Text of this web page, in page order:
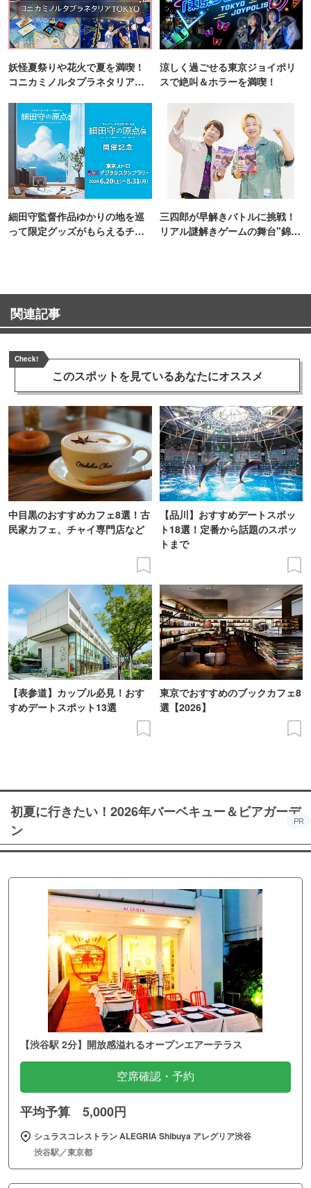
妖怪夏祭りや花火で夏を満喫！
コニカミノルタプラネタリア
涼しく過ごせる東京ジョイポリ
スで絶叫＆ホラーを満喫！
細田守監督作品ゆかりの地を巡
って限定グッズがもらえるチャ
三四郎が早解きバトルに挑戦！
リアル謎解きゲームの舞台"錦糸
関連記事
Check!
このスポットを見ているあなたにオススメ
中目黒のおすすめカフェ8選！古
民家カフェ、チャイ専門店など
【品川】おすすめデートスポッ
ト18選！定番から話題のスポッ
トまで
【表参道】カップル必見！おす
すめデートスポット13選
東京でおすすめのブックカフェ8
選【2026】
初夏に行きたい！2026年バーベキュー＆ビアガーデ
ン
PR
【渋谷駅 2分】開放感溢れるオープンエアーテラス
空席確認・予約
平均予算 5,000円
シュラスコレストラン ALEGRIA Shibuya アレグリア渋谷
渋谷駅／東京都